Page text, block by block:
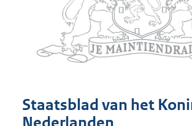
Staatsblad van het